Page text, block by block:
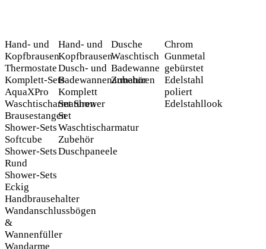
Hand- und
Kopfbrausen
Thermostate
Komplett‑Sets
AquaXPro
Waschtischarmaturen
Brausestangen
Shower-Sets
Softcube
Shower-Sets
Rund
Shower-Sets
Eckig
Handbrausehalter
Wandanschlussbögen
&
Wannenfüller
Wandarme
Hand- und
Kopfbrausen
Dusch- und
Badewannenarmaturen
Komplett
Set Shower
Set
Waschtischarmatur
Zubehör
Duschpaneele
Dusche
Waschtisch
Badewanne
Zubehör
Chrom
Gunmetal
gebürstet
Edelstahl
poliert
Edelstahllook